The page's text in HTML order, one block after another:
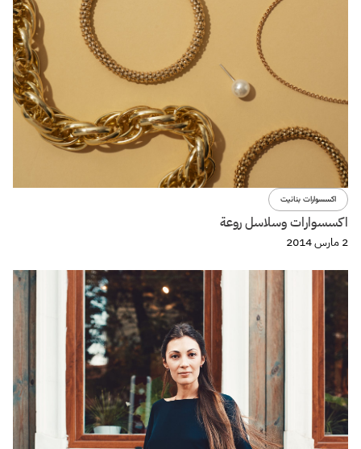
اكسسوارات بنانيت
اكسسوارات وسلاسل روعة
2 مارس 2014